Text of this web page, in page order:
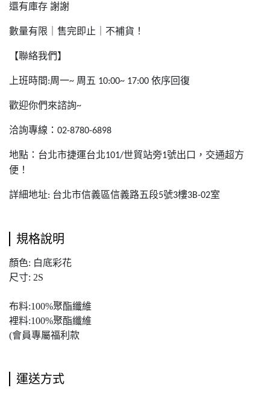
還有庫存 謝謝
數量有限｜售完即止｜不補貨！
【聯絡我們】
上班時間:周一~ 周五 10:00~ 17:00 依序回復
歡迎你們來諮詢~
洽詢專線： 02-8780-6898
地點：台北市捷運台北101/世貿站旁1號出口，交通超方
便！
詳細地址: 台北市信義區信義路五段5號3樓3B-02室
規格說明
顏色: 白底彩花
尺寸: 2S
布料:100%聚酯纖維
裡料:100%聚酯纖維
(會員專屬福利款
運送方式